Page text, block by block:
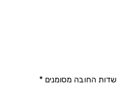
שדות החובה מסומנים*